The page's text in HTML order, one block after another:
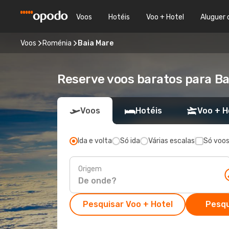
Voos Hotéis Voo + Hotel Aluguer
Voos Roménia Baia Mare
Reserve voos baratos para
Voos Hotéis Voo +
Ida e volta Só ida Várias escalas Só
Origem
Pesquisar Voo + Hotel